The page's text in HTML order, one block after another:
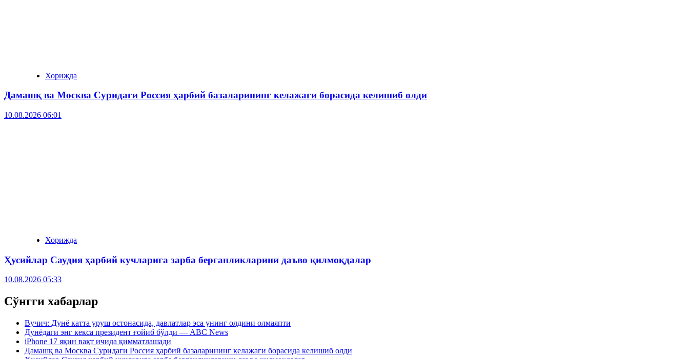
Хорижда
Дамашқ ва Москва Суридаги Россия ҳарбий базаларининг келажаги борасида келишиб олди
10.08.2026 06:01
Хорижда
Ҳусийлар Саудия ҳарбий кучларига зарба берганликларини даъво қилмоқдалар
10.08.2026 05:33
Сўнгги хабарлар
Вучич: Дунё катта уруш остонасида, давлатлар эса унинг олдини олмаяпти
Дунёдаги энг кекса президент ғойиб бўлди — ABC News
iPhone 17 яқин вақт ичида қимматлашади
Дамашқ ва Москва Суридаги Россия ҳарбий базаларининг келажаги борасида келишиб олди